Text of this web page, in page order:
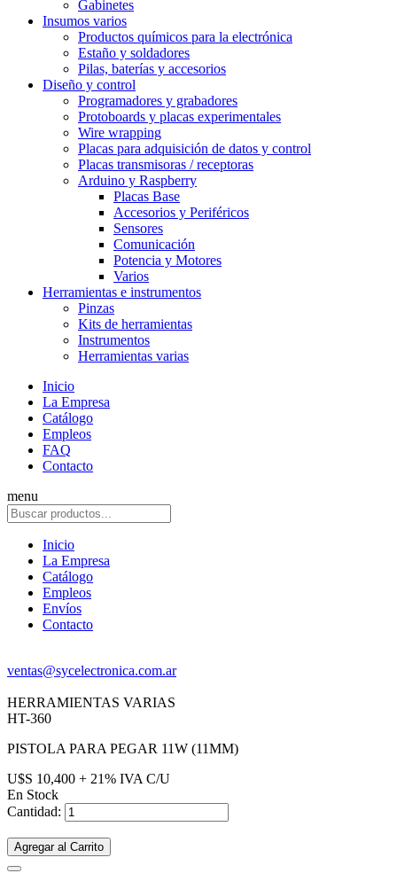
Gabinetes
Insumos varios
Productos químicos para la electrónica
Estaño y soldadores
Pilas, baterías y accesorios
Diseño y control
Programadores y grabadores
Protoboards y placas experimentales
Wire wrapping
Placas para adquisición de datos y control
Placas transmisoras / receptoras
Arduino y Raspberry
Placas Base
Accesorios y Periféricos
Sensores
Comunicación
Potencia y Motores
Varios
Herramientas e instrumentos
Pinzas
Kits de herramientas
Instrumentos
Herramientas varias
Inicio
La Empresa
Catálogo
Empleos
FAQ
Contacto
menu
Inicio
La Empresa
Catálogo
Empleos
Envíos
Contacto
ventas@sycelectronica.com.ar
HERRAMIENTAS VARIAS
HT-360
PISTOLA PARA PEGAR 11W (11MM)
U$S 10,400 + 21% IVA C/U
En Stock
Cantidad:
Agregar al Carrito